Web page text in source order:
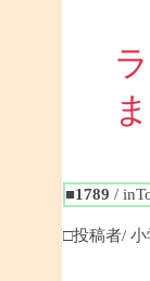
■1789 /
□投稿者/ 小